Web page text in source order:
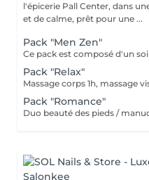
l'épicerie Pall Center, dans
et de calme, prêt pour une ...
Pack "Men Zen"
Pack "Relax"
Massage corps 1h, massage
Pack "Romance"